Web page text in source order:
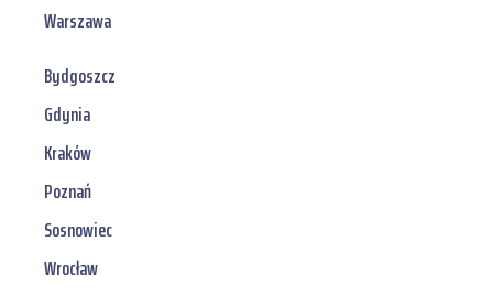
Warszawa
Bydgoszcz
Gdynia
Kraków
Poznań
Sosnowiec
Wrocław